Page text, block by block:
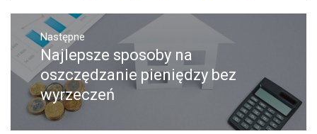
Następne
Następny
post:
Najlepsze sposoby na
oszczędzanie pieniędzy bez
wyrzeczeń